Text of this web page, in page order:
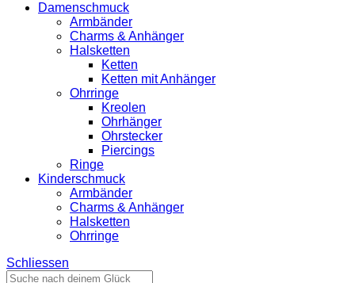
Damenschmuck
Armbänder
Charms & Anhänger
Halsketten
Ketten
Ketten mit Anhänger
Ohrringe
Kreolen
Ohrhänger
Ohrstecker
Piercings
Ringe
Kinderschmuck
Armbänder
Charms & Anhänger
Halsketten
Ohrringe
Schliessen